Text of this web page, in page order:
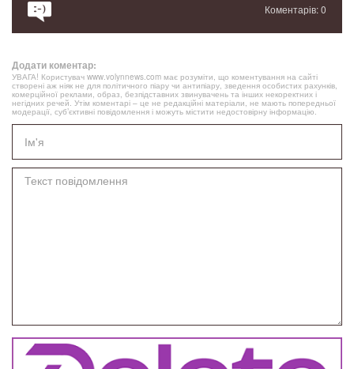
Коментарів: 0
Додати коментар:
УВАГА! Користувач www.volynnews.com має розуміти, що коментування на сайті
створені аж ніяк не для політичного піару чи антипіару, зведення особистих рахунків,
комерційної реклами, образ, безпідставних звинувачень та інших некоректних і
негідних речей. Утім коментарі – це не редакційні матеріали, не мають попередньої
модерації, суб’єктивні повідомлення і можуть містити недостовірну інформацію.